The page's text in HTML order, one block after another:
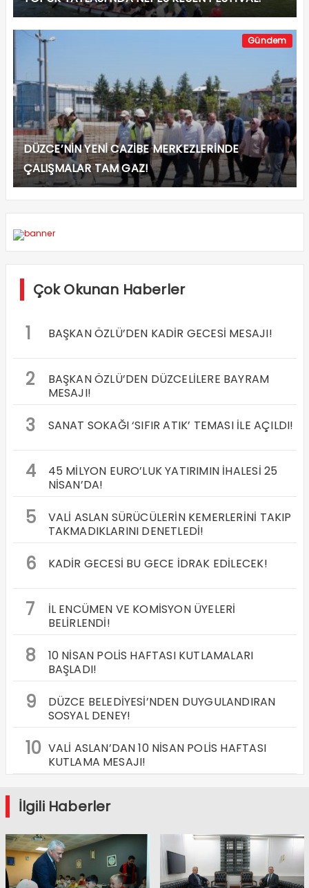
Gündem
DÜZCE’NİN YENİ CAZİBE MERKEZLERİNDE
ÇALIŞMALAR TAM GAZ!
Çok Okunan Haberler
1 BAŞKAN ÖZLÜ’DEN KADİR GECESİ MESAJI!
2
BAŞKAN ÖZLÜ’DEN DÜZCELİLERE BAYRAM
MESAJI!
3 SANAT SOKAĞI ‘SIFIR ATIK’ TEMASI İLE AÇILDI!
4
45 MİLYON EURO’LUK YATIRIMIN İHALESİ 25
NİSAN’DA!
5
VALİ ASLAN SÜRÜCÜLERİN KEMERLERİNİ TAKIP
TAKMADIKLARINI DENETLEDİ!
6 KADİR GECESİ BU GECE İDRAK EDİLECEK!
7
İL ENCÜMEN VE KOMİSYON ÜYELERİ
BELİRLENDİ!
8
10 NİSAN POLİS HAFTASI KUTLAMALARI
BAŞLADI!
9
DÜZCE BELEDİYESİ’NDEN DUYGULANDIRAN
SOSYAL DENEY!
10 VALİ ASLAN’DAN 10 NİSAN POLİS HAFTASI
KUTLAMA MESAJI!
İlgili Haberler